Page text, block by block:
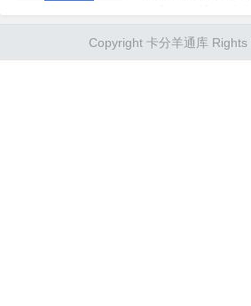
控模型生成信用
户与平台之间的
Copyright 卡分羊通库 Rights